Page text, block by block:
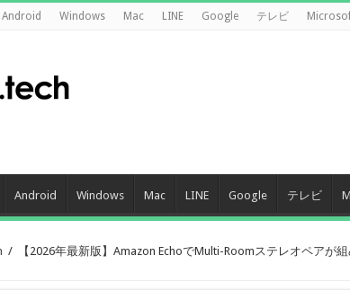
Android Windows Mac LINE Google テレビ
Android Windows Mac LINE Google テレビ
/
【2026年最新版】Amazon EchoでMulti-Roomステレオペアが